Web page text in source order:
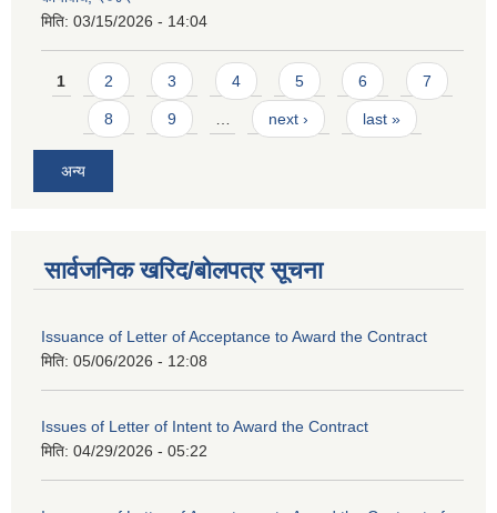
मिति: 03/15/2026 - 14:04
Pages
1 2 3 4 5 6 7
8 9 … next › last »
अन्य
सार्वजनिक खरिद/बोलपत्र सूचना
Issuance of Letter of Acceptance to Award the Contract
मिति: 05/06/2026 - 12:08
Issues of Letter of Intent to Award the Contract
मिति: 04/29/2026 - 05:22